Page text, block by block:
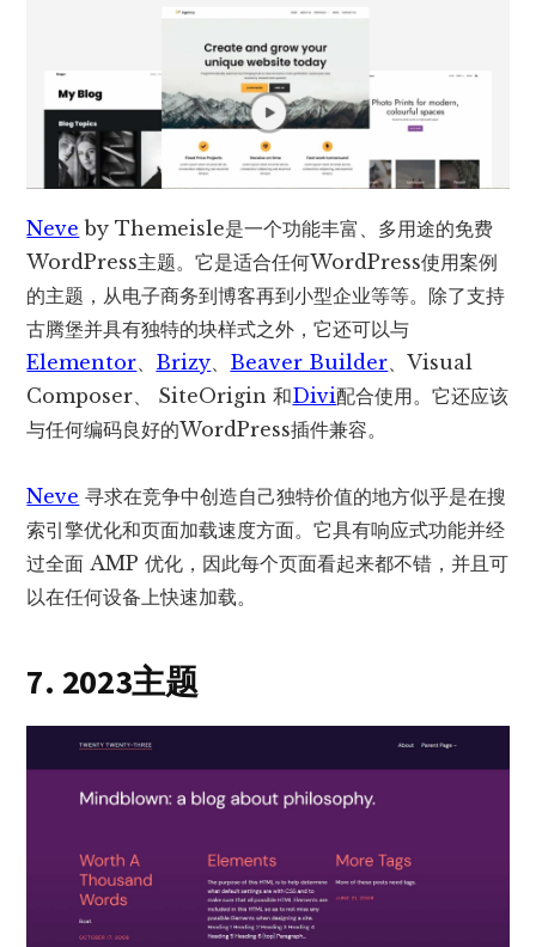
Neve by Themeisle是一个功能丰富、多用途的免费
WordPress主题。它是适合任何WordPress使用案例
的主题，从电子商务到博客再到小型企业等等。除了支持
古腾堡并具有独特的块样式之外，它还可以与
Elementor、 Brizy、 Beaver Builder、Visual
Composer、 SiteOrigin 和Divi配合使用。它还应该
与任何编码良好的WordPress插件兼容。
Neve 寻求在竞争中创造自己独特价值的地方似乎是在搜
索引擎优化和页面加载速度方面。它具有响应式功能并经
过全面 AMP 优化，因此每个页面看起来都不错，并且可
以在任何设备上快速加载。
7. 2023主题